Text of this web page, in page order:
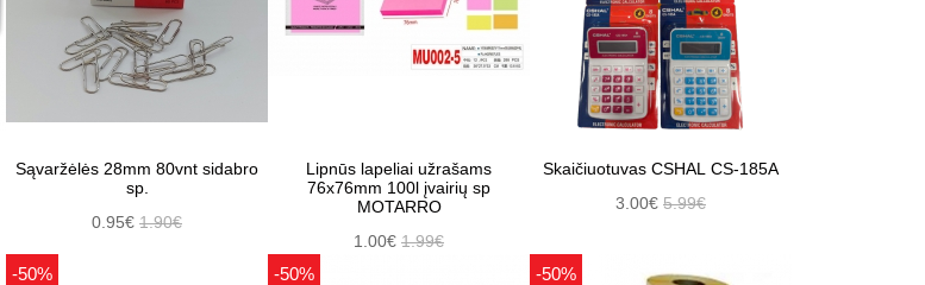
Sąvaržėlės 28mm 80vnt sidabro
sp.
0.95€ 1.90€
Lipnūs lapeliai užrašams
76x76mm 100l įvairių sp
MOTARRO
1.00€ 1.99€
Skaičiuotuvas CSHAL CS-185A
3.00€ 5.99€
-50% -50% -50%